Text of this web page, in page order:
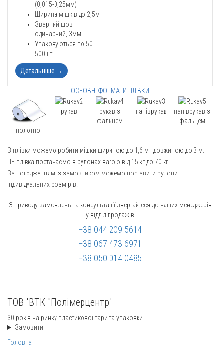
(0,015-0,25мм)
Ширина мішків до 2,5м
Зварний шов
одинарний, 3мм
Упаковуються по 50-
500шт
Детальніше →
ОСНОВНІ ФОРМАТИ ПЛІВКИ
полотно
рукав
рукав з
фальцем
напіврукав
напіврукав з
фальцем
З плівки можемо робити мішки шириною до 1,6 м і довжиною до 3 м.
ПЕ плівка постачаємо в рулонах вагою від 15 кг до 70 кг.
За погодженням із замовником можемо поставити рулони
індивідуальних розмірів.
З приводу замовлень та консультації звертайтеся до наших менеджерів
у відділ продажів
+38 044 209 5614
+38 067 473 6971
+38 050 014 0485
ТОВ "ВТК "Полімерцентр"
30 років на ринку пластикової тари та упаковки
Замовити
Головна